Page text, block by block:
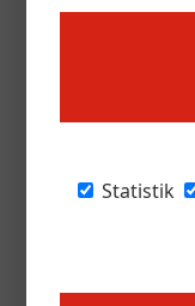
Statistik
Wie
sind. Ein Blick nach
Hotel Central